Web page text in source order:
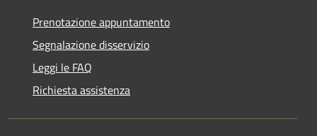
Prenotazione appuntamento
Segnalazione disservizio
Leggi le FAQ
Richiesta assistenza